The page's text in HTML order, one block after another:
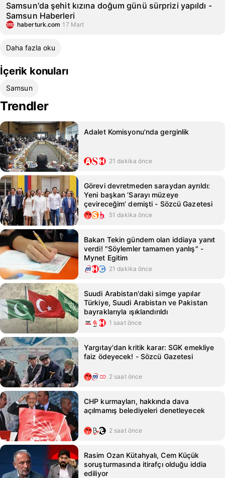
Samsun'da şehit kızına doğum günü sürprizi yapıldı -
Samsun Haberleri
haberturk.com 17 Mart
Daha fazla oku
İçerik konuları
Samsun
Trendler
Adalet Komisyonu'nda gerginlik
21 dakika önce
Görevi devretmeden saraydan ayrıldı:
Yeni başkan ‘Sarayı müzeye
çevireceğim’ demişti - Sözcü Gazetesi
51 dakika önce
Bakan Tekin gündem olan iddiaya yanıt
verdi! "Söylemler tamamen yanlış" -
Mynet Egitim
21 dakika önce
Suudi Arabistan'daki simge yapılar
Türkiye, Suudi Arabistan ve Pakistan
bayraklarıyla ışıklandırıldı
1 saat önce
Yargıtay'dan kritik karar: SGK emekliye
faiz ödeyecek! - Sözcü Gazetesi
2 saat önce
CHP kurmayları, hakkında dava
açılmamış belediyeleri denetleyecek
2 saat önce
Rasim Ozan Kütahyalı, Cem Küçük
soruşturmasında itirafçı olduğu iddia
ediliyor